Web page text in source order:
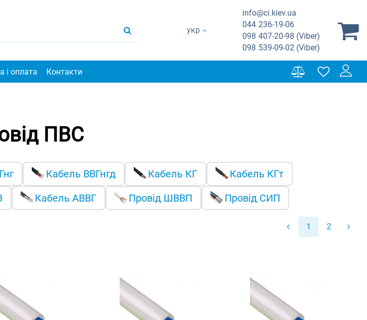
укр
info@ci.kiev.ua
044 236-19-06
098 407-20-98 (Viber)
098 539-09-02 (Viber)
і оплата Контакти
ПВС
Кабель ВВГнгд Кабель КГ
Кабель КГт
Кабель АВВГ Провід ШВВП Провід СИП
1 2